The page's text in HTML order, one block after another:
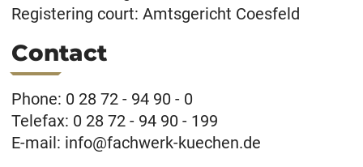
Registering court: Amtsgericht Coesfeld
Contact
Phone: 0 28 72 - 94 90 - 0
Telefax: 0 28 72 - 94 90 - 199
E-mail: info@fachwerk-kuechen.de